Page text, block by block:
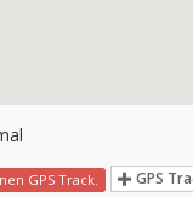
GPS Track.
GPS